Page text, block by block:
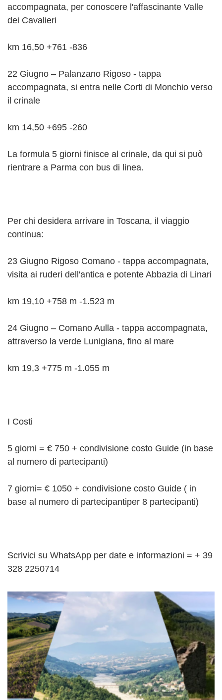
accompagnata, per conoscere l'affascinante Valle
dei Cavalieri
km 16,50 +761 -836
22 Giugno – Palanzano Rigoso - tappa
accompagnata, si entra nelle Corti di Monchio verso
il crinale
km 14,50 +695 -260
La formula 5 giorni finisce al crinale, da qui si può
rientrare a Parma con bus di linea.
Per chi desidera arrivare in Toscana, il viaggio
continua:
23 Giugno Rigoso Comano - tappa accompagnata,
visita ai ruderi dell'antica e potente Abbazia di Linari
km 19,10 +758 m -1.523 m
24 Giugno – Comano Aulla - tappa accompagnata,
attraverso la verde Lunigiana, fino al mare
km 19,3 +775 m -1.055 m
I Costi
5 giorni = € 750 + condivisione costo Guide (in base
al numero di partecipanti)
7 giorni= € 1050 + condivisione costo Guide ( in
base al numero di partecipantiper 8 partecipanti)
Scrivici su WhatsApp per date e informazioni = + 39
328 2250714